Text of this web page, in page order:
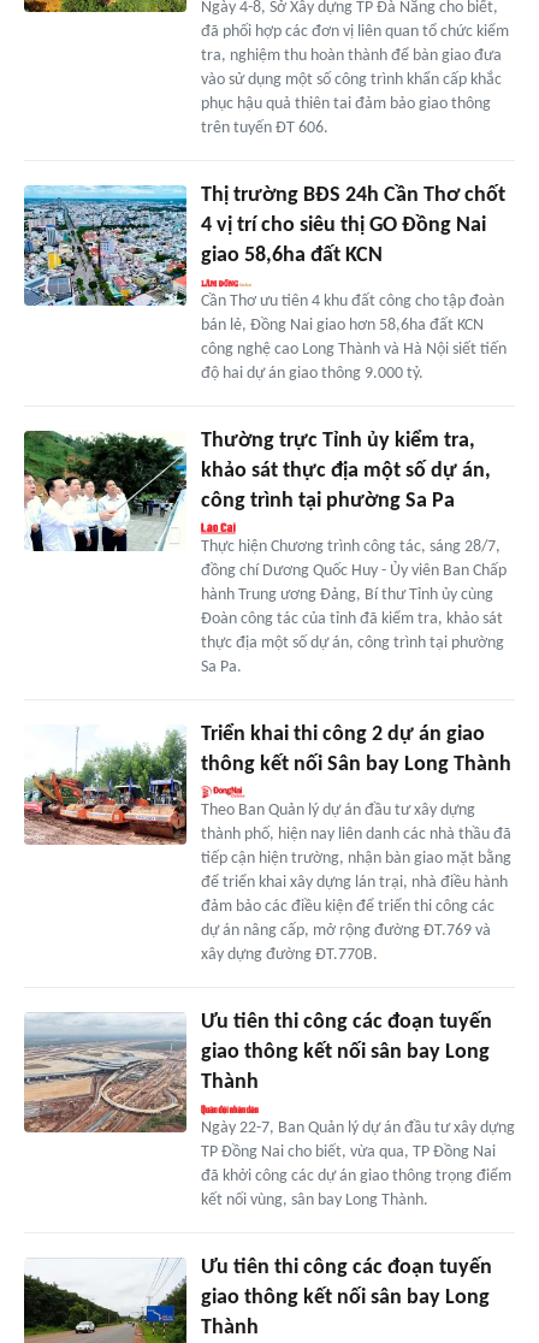
Ngày 4-8, Sở Xây dựng TP Đà Nẵng cho biết,
đã phối hợp các đơn vị liên quan tổ chức kiểm
tra, nghiệm thu hoàn thành để bàn giao đưa
vào sử dụng một số công trình khẩn cấp khắc
phục hậu quả thiên tai đảm bảo giao thông
trên tuyến ĐT 606.
Thị trường BĐS 24h Cần Thơ chốt
4 vị trí cho siêu thị GO Đồng Nai
giao 58,6ha đất KCN
Cần Thơ ưu tiên 4 khu đất công cho tập đoàn
bán lẻ, Đồng Nai giao hơn 58,6ha đất KCN
công nghệ cao Long Thành và Hà Nội siết tiến
độ hai dự án giao thông 9.000 tỷ.
Thường trực Tỉnh ủy kiểm tra,
khảo sát thực địa một số dự án,
công trình tại phường Sa Pa
Thực hiện Chương trình công tác, sáng 28/7,
đồng chí Dương Quốc Huy - Ủy viên Ban Chấp
hành Trung ương Đảng, Bí thư Tỉnh ủy cùng
Đoàn công tác của tỉnh đã kiểm tra, khảo sát
thực địa một số dự án, công trình tại phường
Sa Pa.
Triển khai thi công 2 dự án giao
thông kết nối Sân bay Long Thành
Theo Ban Quản lý dự án đầu tư xây dựng
thành phố, hiện nay liên danh các nhà thầu đã
tiếp cận hiện trường, nhận bàn giao mặt bằng
để triển khai xây dựng lán trại, nhà điều hành
đảm bảo các điều kiện để triển thi công các
dự án nâng cấp, mở rộng đường ĐT.769 và
xây dựng đường ĐT.770B.
Ưu tiên thi công các đoạn tuyến
giao thông kết nối sân bay Long
Thành
Ngày 22-7, Ban Quản lý dự án đầu tư xây dựng
TP Đồng Nai cho biết, vừa qua, TP Đồng Nai
đã khởi công các dự án giao thông trọng điểm
kết nối vùng, sân bay Long Thành.
Ưu tiên thi công các đoạn tuyến
giao thông kết nối sân bay Long
Thành